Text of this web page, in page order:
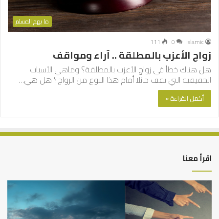
ما يهم المسلم
islamic
0
111
زواج الأعزب بالمطلقة .. آراء ومواقف
هل هناك خطأ في زواج الأعزب بالمطلقة؟ وماهي الأسباب
الحقيقية التي تقف حائلا أمام هذا النوع من الزواج؟ هل هي…
أكمل القراءة »
اقرأ معنا
التوازن
بين
عمل